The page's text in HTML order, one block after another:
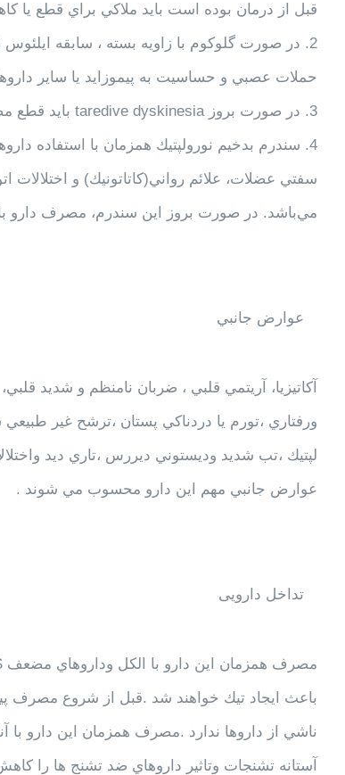
قبل از درمان بوده است بايد ملاكي براي قطع
حملات عصبي و حساسيت به پيموزايد يا ساير
3. در صورت بروز taredive dyskinesia بايد قطع مصرف دارو مورد توجه قرار گيرد.
4. سندرم بدخيم نورولپتيك همزمان با استفاده
سفتي عضلات، علائم رواني(كاتاتونيك) و
مي‌باشد. در صورت بروز اين سندرم، مصرف دارو
عوارض جانبي
ورفتاري ،تورم يا دردناكي پستان ،ترشح غير
لپتيك ،تب شديد وديستوني ديررس ،تاري ديد
عوارض جانبي مهم اين دارو محسوب مي شوند .
تداخل دارویی
باعث ايجاد تيك خواهند شد .قبل از شروع مصرف
ناشي از داروها ندارد .مصرف همزمان اين دارو با
آستانه تشنجات وتاثير داروهاي ضد تشنج ها را